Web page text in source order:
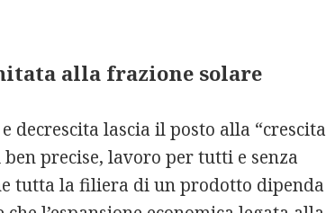
alla frazione solare
decrescita lascia il posto alla “crescita
ben precise, lavoro per tutti e senza
tutta la filiera di un prodotto dipenda